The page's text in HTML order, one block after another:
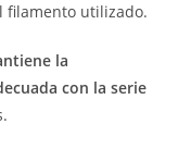
filamento utilizado.
la
con la serie